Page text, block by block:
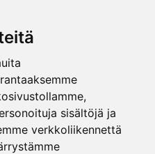
sisältöjä ja
verkkoliikennettä